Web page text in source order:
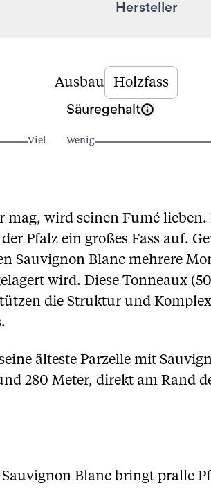
Hersteller
Ausbau Holzfass
Viel
Säuregehalt
Wenig
wird seinen Fumé
Pfalz ein großes Fass auf.
Sauvignon Blanc mehrere
wird. Diese Tonneaux
die Struktur und
älteste Parzelle mit
280 Meter, direkt am Rand
Blanc bringt pralle